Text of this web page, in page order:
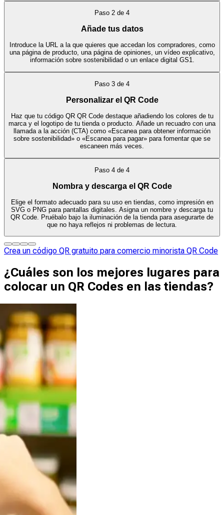
Paso 2 de 4
Añade tus datos
Introduce la URL a la que quieres que accedan los compradores, como
una página de producto, una página de opiniones, un vídeo explicativo,
información sobre sostenibilidad o un enlace digital GS1.
Paso 3 de 4
Personalizar el QR Code
Haz que tu código QR QR Code destaque añadiendo los colores de tu
marca y el logotipo de tu tienda o producto. Añade un recuadro con una
llamada a la acción (CTA) como «Escanea para obtener información
sobre sostenibilidad» o «Escanea para pagar» para fomentar que se
escaneen más veces.
Paso 4 de 4
Nombra y descarga el QR Code
Elige el formato adecuado para su uso en tiendas, como impresión en
SVG o PNG para pantallas digitales. Asigna un nombre y descarga tu
QR Code. Pruébalo bajo la iluminación de la tienda para asegurarte de
que no haya reflejos ni problemas de lectura.
Crea un código QR gratuito para comercio minorista QR Code
¿Cuáles son los mejores lugares para
colocar un QR Codes en las tiendas?